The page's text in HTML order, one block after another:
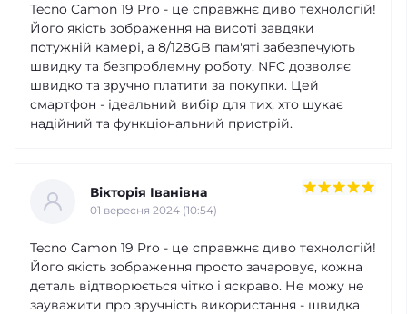
Tecno Camon 19 Pro - це справжнє диво технологій!
Його якість зображення на висоті завдяки
потужній камері, а 8/128GB пам'яті забезпечують
швидку та безпроблемну роботу. NFC дозволяє
швидко та зручно платити за покупки. Цей
смартфон - ідеальний вибір для тих, хто шукає
надійний та функціональний пристрій.
Вікторія Іванівна
01 вересня 2024 (10:54)
Tecno Camon 19 Pro - це справжнє диво технологій!
Його якість зображення просто зачаровує, кожна
деталь відтворюється чітко і яскраво. Не можу не
зауважити про зручність використання - швидка